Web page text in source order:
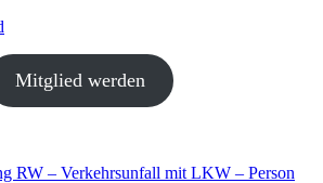
Mitglied werden
RW – Verkehrsunfall mit LKW – Person